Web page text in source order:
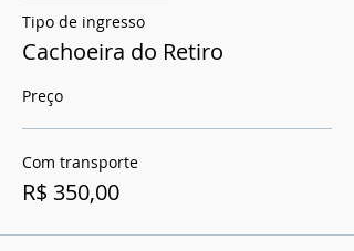
Tipo de ingresso
Cachoeira do Retiro
Preço
Com transporte
R$ 350,00